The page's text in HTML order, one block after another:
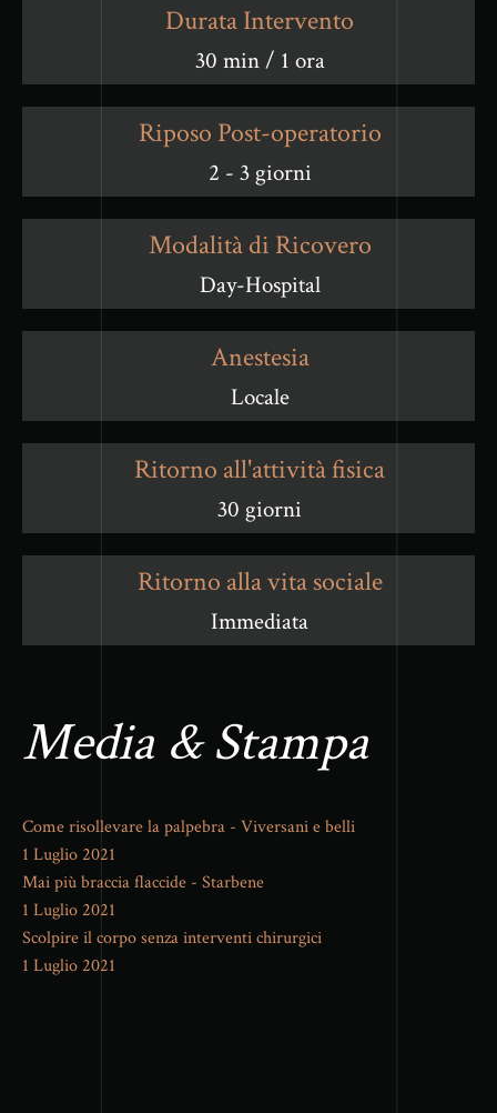
Durata Intervento
30 min / 1 ora
Riposo Post-operatorio
2 - 3 giorni
Modalità di Ricovero
Day-Hospital
Anestesia
Locale
Ritorno all'attività fisica
30 giorni
Ritorno alla vita sociale
Immediata
Media & Stampa
Come risollevare la palpebra - Viversani e belli
1 Luglio 2021
Mai più braccia flaccide - Starbene
1 Luglio 2021
Scolpire il corpo senza interventi chirurgici
1 Luglio 2021